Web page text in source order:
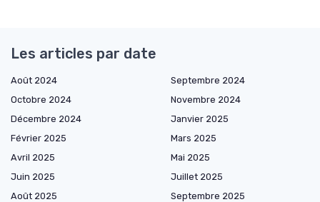
Les articles par date
Août 2024
Septembre 2024
Octobre 2024
Novembre 2024
Décembre 2024
Janvier 2025
Février 2025
Mars 2025
Avril 2025
Mai 2025
Juin 2025
Juillet 2025
Août 2025
Septembre 2025